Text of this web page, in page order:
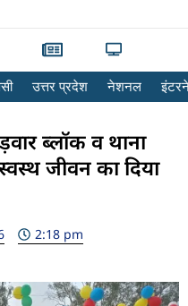
उत्तर प्रदेश नेशनल
ब्लॉक व थाना
जीवन का दिया
2:18 pm